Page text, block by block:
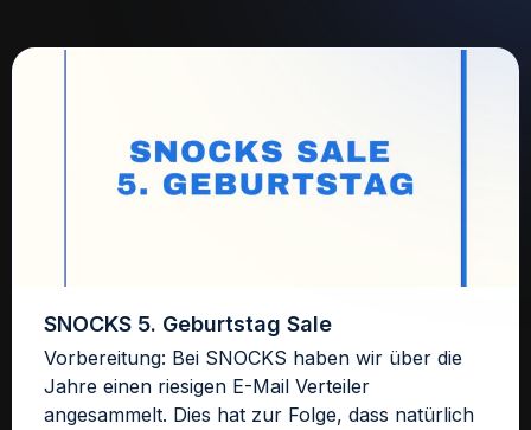
SNOCKS 5. Geburtstag Sale
Vorbereitung: Bei SNOCKS haben wir über die
Jahre einen riesigen E-Mail Verteiler
angesammelt. Dies hat zur Folge, dass natürlich